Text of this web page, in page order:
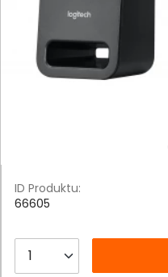
ID Produktu:
66605
__B2C.PRODUCT.QUANTITY